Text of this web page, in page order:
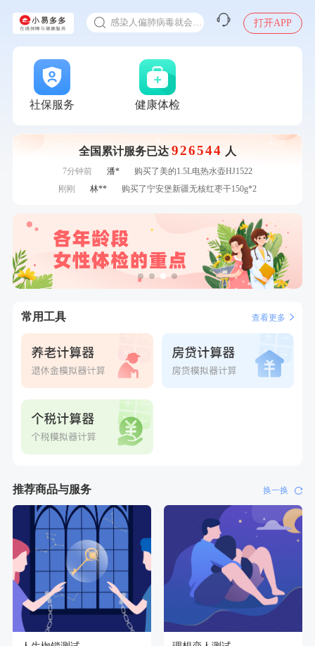
甲状腺癌怎么筛查
打开APP
社保服务 健康体检
全国累计服务已达 926544 人
1分钟前 江**
成功预约了标准套餐（男）
1分钟前
毛**
购买了联创雅斯奶锅DF-CP103M
2分钟前
袁**
购买了美的体重秤 MO-CW5 白色
2分钟前
成功预约了白领女士体检套餐
成功预约了健康体检一档
4分钟前
购买了公牛环球旅行转换器—L07
7分钟前
郑**
成功预约了脑血管系统套餐
7分钟前
潘*
购买了美的1.5L电热水壶HJ1522
刚刚
林**
购买了宁安堡新疆无核红枣干150g*2
常用工具 查看更多
推荐商品与服务 换一换